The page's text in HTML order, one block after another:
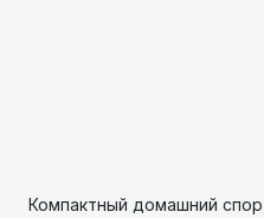
Компактный домашний